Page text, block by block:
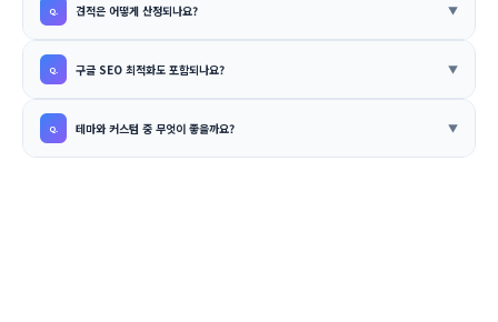
견적은 어떻게 산정되나요?
구글 SEO 최적화도 포함되나요?
테마와 커스텀 중 무엇이 좋을까요?